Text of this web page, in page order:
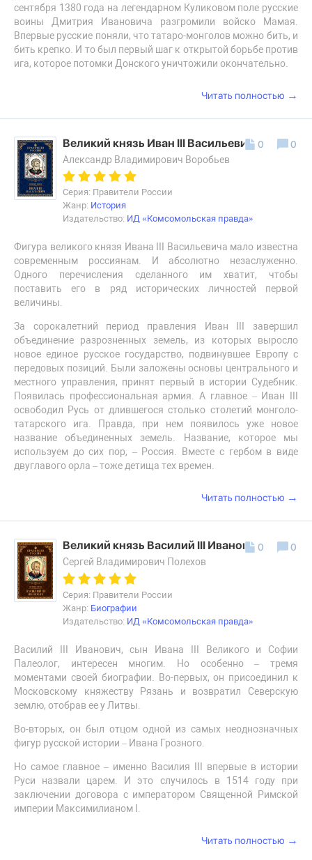
сентября 1380 года на легендарном Куликовом поле русские
воины Дмитрия Ивановича разгромили войско Мамая.
Впервые русские поняли, что татаро-монголов можно бить, и
бить крепко. И то был первый шаг к открытой борьбе против
ига, которое потомки Донского уничтожили окончательно.
Читать полностью →
Великий князь Иван III Васильевич
Александр Владимирович Воробьев
Серия: Правители России
Жанр: История
Издательство: ИД «Комсомольская правда»
Фигура великого князя Ивана III Васильевича мало известна
современным россиянам. И абсолютно незаслуженно.
Одного перечисления сделанного им хватит, чтобы
поставить его в ряд исторических личностей первой
величины.
За сорокалетний период правления Иван III завершил
объединение разрозненных земель, из которых выросло
новое единое русское государство, подвинувшее Европу с
передовых позиций. Были заложены основы центрального и
местного управления, принят первый в истории Судебник.
Появилась профессиональная армия. А главное – Иван III
освободил Русь от длившегося столько столетий монголо-
татарского ига. Правда, при нем появилось уже новое
название объединенных земель. Название, которое мы
используем до сих пор, – Россия. Вместе с гербом в виде
двуглавого орла – тоже детища тех времен.
0 0
Читать полностью →
Великий князь Василий III Иванович
Сергей Владимирович Полехов
Серия: Правители России
Жанр: Биографии
Издательство: ИД «Комсомольская правда»
Василий III Иванович, сын Ивана III Великого и Софии
Палеолог, интересен многим. Но особенно – тремя
моментами своей биографии. Во-первых, он присоединил к
Московскому княжеству Рязань и возвратил Северскую
землю, отобрав ее у Литвы.
Во-вторых, он был отцом одной из самых неоднозначных
фигур русской истории – Ивана Грозного.
Но самое главное – именно Василия III впервые в истории
Руси назвали царем. И это случилось в 1514 году при
заключении договора с императором Священной Римской
империи Максимилианом I.
0 0
Читать полностью →